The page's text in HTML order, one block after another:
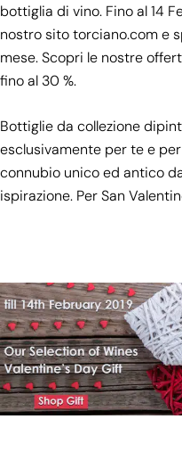
bottiglia di vino. Fino al 14
nostro sitotorciano.come
mese. Scopri le nostre
fino al 30 %.
Bottiglie da collezione
esclusivamente per te e
connubio unico ed antico
ispirazione. Per San